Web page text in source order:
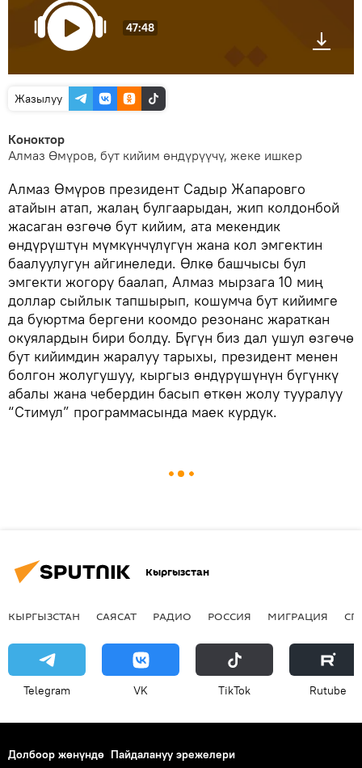
47:48
Жазылуу
Коноктор
Алмаз Өмүров, бут кийим өндүрүүчү, жеке ишкер
Алмаз Өмүров президент Садыр Жапаровго
атайын атап, жалаң булгаарыдан, жип колдонбой
жасаган өзгөчө бут кийим, ата мекендик
өндүрүштүн мүмкүнчүлүгүн жана кол эмгектин
баалуулугун айгинеледи. Өлкө башчысы бул
эмгекти жогору баалап, Алмаз мырзага 10 миң
доллар сыйлык тапшырып, кошумча бут кийимге
да буюртма бергени коомдо резонанс жараткан
окуялардын бири болду. Бүгүн биз дал ушул өзгөчө
бут кийимдин жаралуу тарыхы, президент менен
болгон жолугушуу, кыргыз өндүрүшүнүн бүгүнкү
абалы жана чебердин басып өткөн жолу тууралуу
“Стимул” программасында маек курдук.
Кыргызстан
КЫРГЫЗСТАН САЯСАТ РАДИО РОССИЯ МИГРАЦИЯ
Telegram VK ТikТоk Rutube
Долбоор жөнүндө Пайдалануу эрежелери